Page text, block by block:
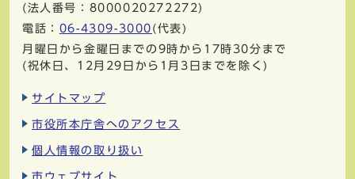
(法人番号：8000020272272)
電話： 06-4309-3000 (代表)
月曜日から金曜日までの9時から17時30分まで
(祝休日、12月29日から1月3日までを除く)
サイトマップ
市役所本庁舎へのアクセス
個人情報の取り扱い
市ウェブサイト